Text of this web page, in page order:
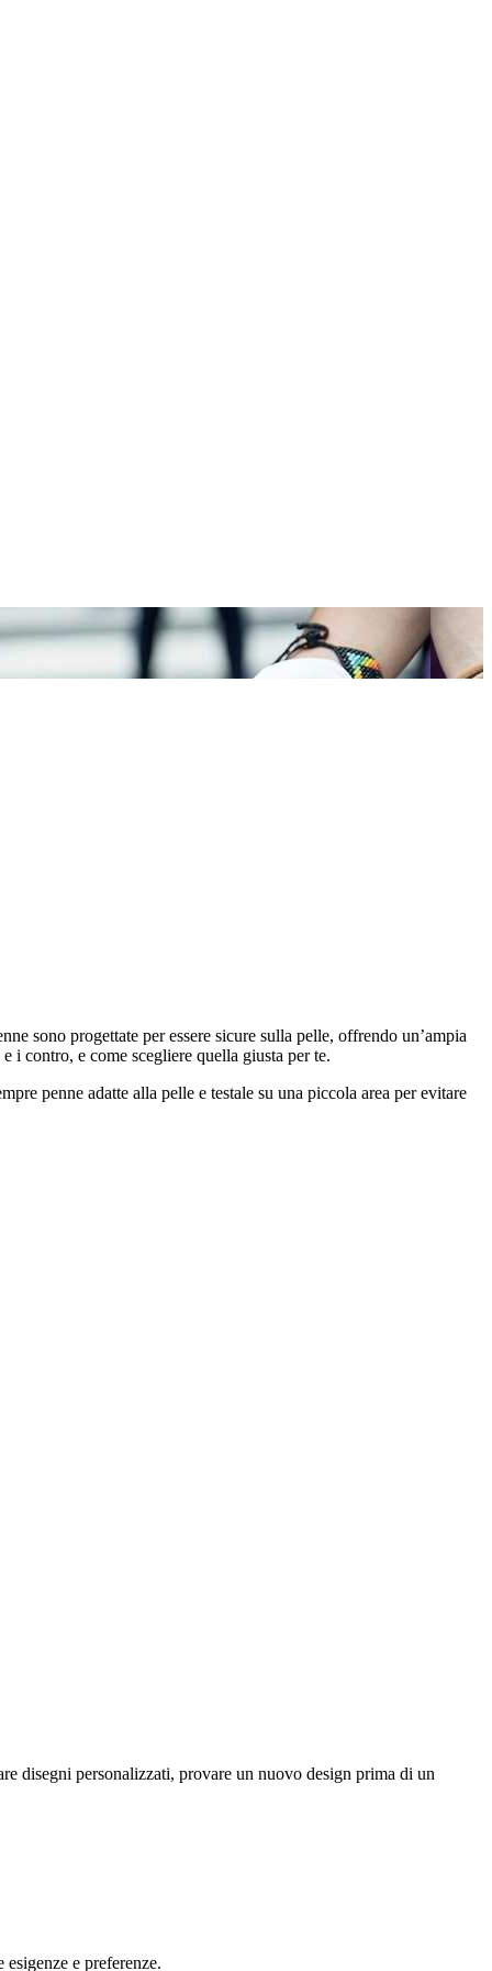
sono progettate per essere sicure sulla pelle, offrendo un’ampia
i contro, e come scegliere quella giusta per te.
penne adatte alla pelle e testale su una piccola area per evitare
disegni personalizzati, provare un nuovo design prima di un
e preferenze.